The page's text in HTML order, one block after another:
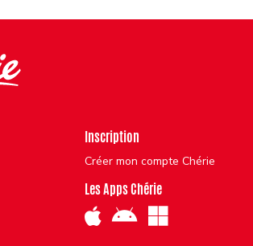
Inscription
Créer mon compte Chérie
Les Apps Chérie